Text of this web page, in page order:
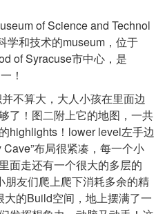
of Science and Technol
学和技术的museum，位于
of Syracuse市中心，是
！
不算大，大人小孩在里面边
了！图二附上它的地图，一共
highlights！lower level左手边
布局很紧凑，每一个小
面走还有一个很大的多层的
友们爬上爬下消耗多余的精
的Build空间，地上摆满了一